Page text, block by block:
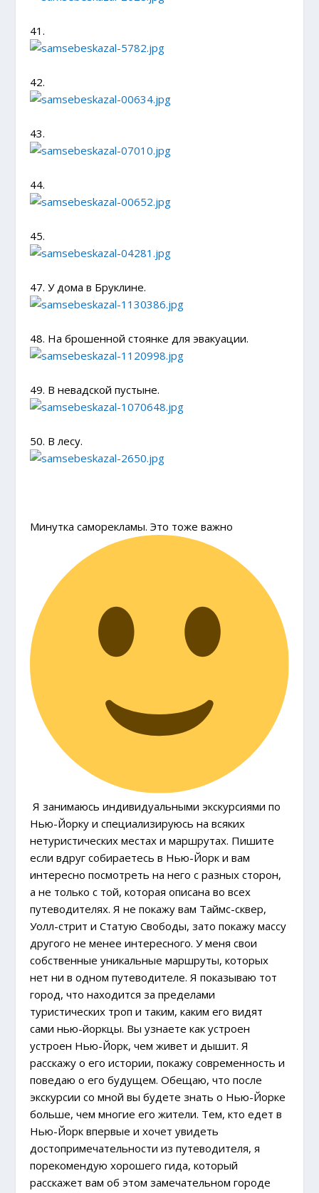
41.
42.
43.
44.
45.
47. У дома в Бруклине.
48. На брошенной стоянке для эвакуации.
49. В невадской пустыне.
50. В лесу.
Минутка саморекламы. Это тоже важно
Я занимаюсь индивидуальными экскурсиями по
Нью-Йорку и специализируюсь на всяких
нетуристических местах и маршрутах. Пишите
если вдруг собираетесь в Нью-Йорк и вам
интересно посмотреть на него с разных сторон,
а не только с той, которая описана во всех
путеводителях. Я не покажу вам Таймс-сквер,
Уолл-стрит и Статую Свободы, зато покажу массу
другого не менее интересного. У меня свои
собственные уникальные маршруты, которых
нет ни в одном путеводителе. Я показываю тот
город, что находится за пределами
туристических троп и таким, каким его видят
сами нью-йоркцы. Вы узнаете как устроен
устроен Нью-Йорк, чем живет и дышит. Я
расскажу о его истории, покажу современность и
поведаю о его будущем. Обещаю, что после
экскурсии со мной вы будете знать о Нью-Йорке
больше, чем многие его жители. Тем, кто едет в
Нью-Йорк впервые и хочет увидеть
достопримечательности из путеводителя, я
порекомендую хорошего гида, который
расскажет вам об этом замечательном городе